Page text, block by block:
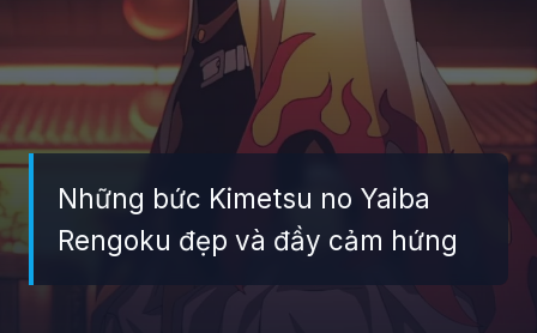
Những bức Kimetsu no Yaiba
Rengoku đẹp và đầy cảm hứng